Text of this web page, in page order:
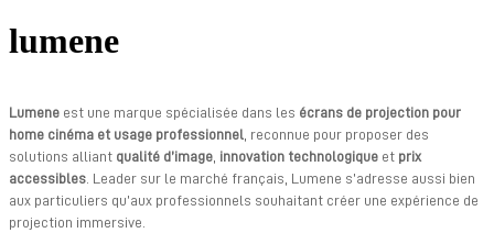
lumene
Lumene est une marque spécialisée dans les écrans de projection pour
home cinéma et usage professionnel , reconnue pour proposer des
solutions alliant qualité d’image innovation technologique et prix
accessibles . Leader sur le marché français, Lumene s’adresse aussi bien
aux particuliers qu’aux professionnels souhaitant créer une expérience de
projection immersive.